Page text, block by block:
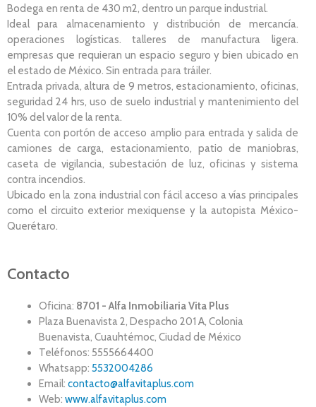
Bodega en renta de 430 m2, dentro un parque industrial.
Ideal para almacenamiento y distribución de mercancía.
operaciones logísticas. talleres de manufactura ligera.
empresas que requieran un espacio seguro y bien ubicado en
el estado de México. Sin entrada para tráiler.
Entrada privada, altura de 9 metros, estacionamiento, oficinas,
seguridad 24 hrs, uso de suelo industrial y mantenimiento del
10% del valor de la renta.
Cuenta con portón de acceso amplio para entrada y salida de
camiones de carga, estacionamiento, patio de maniobras,
caseta de vigilancia, subestación de luz, oficinas y sistema
contra incendios.
Ubicado en la zona industrial con fácil acceso a vías principales
como el circuito exterior mexiquense y la autopista México-
Querétaro.
Contacto
Oficina: 8701 - Alfa Inmobiliaria Vita Plus
Plaza Buenavista 2, Despacho 201 A, Colonia
Buenavista, Cuauhtémoc, Ciudad de México
Teléfonos: 5555664400
Whatsapp: 5532004286
Email: contacto@alfavitaplus.com
Web: www.alfavitaplus.com